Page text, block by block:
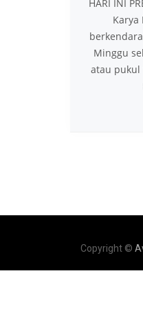
HARI INI
Karya
Minggu
atau pukul
Copyright ©